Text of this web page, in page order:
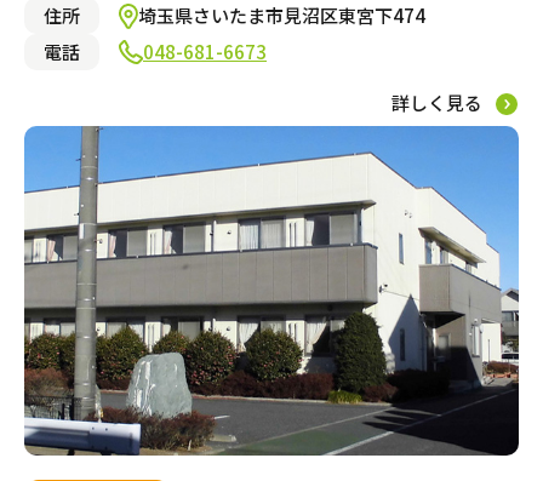
住所
埼玉県さいたま市見沼区東宮下474
電話
048-681-6673
詳しく見る